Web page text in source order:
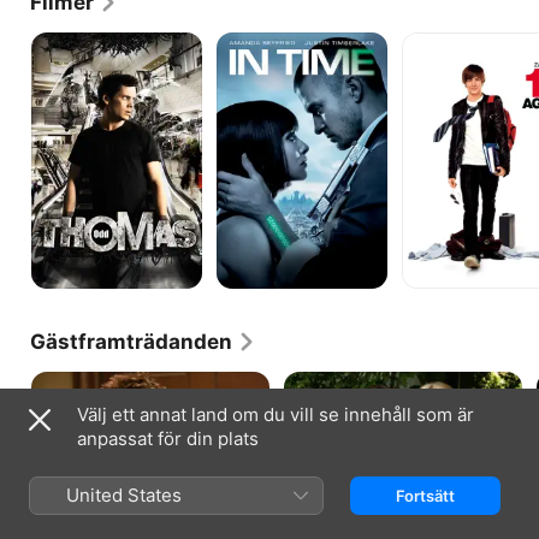
Odd
Thomas
In
Time
Gästframträdanden
HOW I MET YOUR MOTHER · S3, A3
The Third Wheel
Teds nya attityd attraherar både
ENTOURAGE · S4, A9
The Young and the Stoned
Eric krockar med Anna Faris, och
Välj ett annat land om du vill se innehåll som är
anpassat för din plats
United States Fortsätt